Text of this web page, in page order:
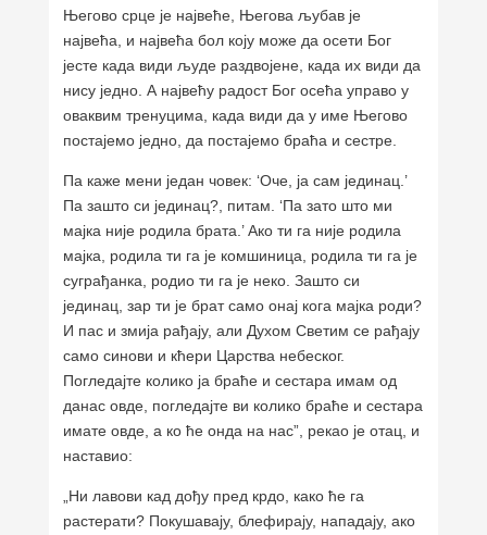
Његово срце је највеће, Његова љубав је
највећа, и највећа бол коју може да осети Бог
јесте када види људе раздвојене, када их види да
нису једно. А највећу радост Бог осећа управо у
оваквим тренуцима, када види да у име Његово
постајемо једно, да постајемо браћа и сестре.
Па каже мени један човек: ‘Оче, ја сам јединац.’
Па зашто си јединац?, питам. ‘Па зато што ми
мајка није родила брата.’ Ако ти га није родила
мајка, родила ти га је комшиница, родила ти га је
суграђанка, родио ти га је неко. Зашто си
јединац, зар ти је брат само онај кога мајка роди?
И пас и змија рађају, али Духом Светим се рађају
само синови и кћери Царства небеског.
Погледајте колико ја браће и сестара имам од
данас овде, погледајте ви колико браће и сестара
имате овде, а ко ће онда на нас”, рекао је отац, и
наставио:
„Ни лавови кад дођу пред крдо, како ће га
растерати? Покушавају, блефирају, нападају, ако